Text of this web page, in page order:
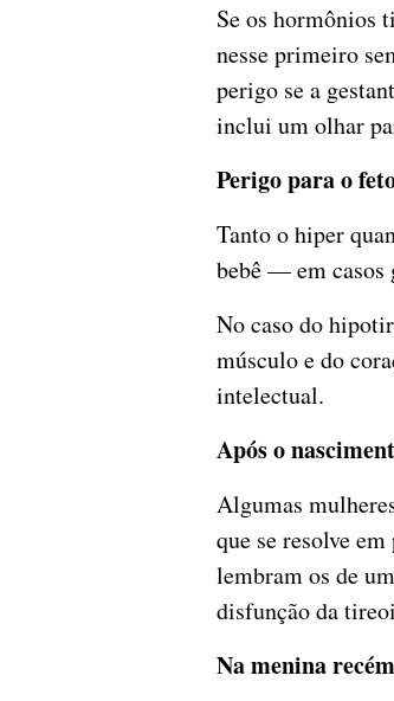
Se os hormônios
nesse primeiro
perigo se a
inclui um olhar
Perigo para o
Tanto o hiper
bebê — em casos
No caso do
músculo e do
intelectual.
Após o
Algumas
que se resolve
lembram os de
disfunção da
Na menina